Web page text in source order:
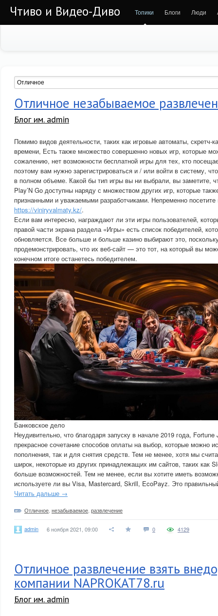
Чтиво и Видео-Диво Топики Блоги Люди
Отличное незабываемое
Блог им. admin
Помимо видов деятельности, таких как игровые автоматы, скретч-
времени, Есть также множество совершенно новых игр, которые
сожалению, нет возможности бесплатной игры для тех, кто
поэтому вам нужно зарегистрироваться и / или войти в систему,
в полном объеме. Какой бы тип игры вы ни выбрали, вы заметите,
Play’N Go доступны наряду с множеством других игр, которые
признанными и уважаемыми разработчиками. Непременно посетите
https://viniryvalmaty.kz/.
Если вам интересно, награждают ли эти игры пользователей,
правой части экрана раздела «Игры» есть список победителей,
обновляется. Все больше и больше казино выбирают это,
продемонстрировать, что их веб-сайт — это тот, на который вы
конечном итоге останетесь победителем.
Банковское дело
Неудивительно, что благодаря запуску в начале 2019 года,
прекрасное сочетание способов оплаты на выбор, которые можно
пополнения, так и для снятия средств. Тем не менее, хотя мы
широк, некоторые из других принадлежащих им сайтов, таких как
больше возможностей. Тем не менее, если вы хотите иметь
используете ли вы Visa, Mastercard, Skrill, EcoPayz. Это
Читать дальше →
Отличное незабываемое развлечение
admin 6 ноября 2021, 09:00 0 4129
Отличное развлечение взять
компании NAPROKAT78.ru
Блог им. admin